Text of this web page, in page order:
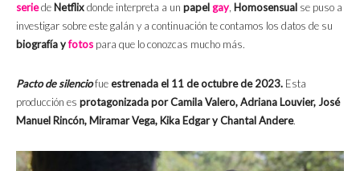
seriede Netflixdonde interpreta a un papelgay, Homosensual se puso a
investigar sobre este galán y a continuación te contamos los datos de su
biografía yfotos para que lo conozcas mucho más.
Pacto de silenciofueestrenada el 11 de octubre de 2023. Esta
producción es protagonizada por Camila Valero, Adriana Louvier, José
Manuel Rincón, Miramar Vega, Kika Edgar y Chantal Andere.